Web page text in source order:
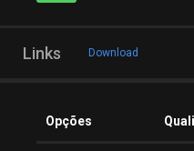
Links Download
Opções